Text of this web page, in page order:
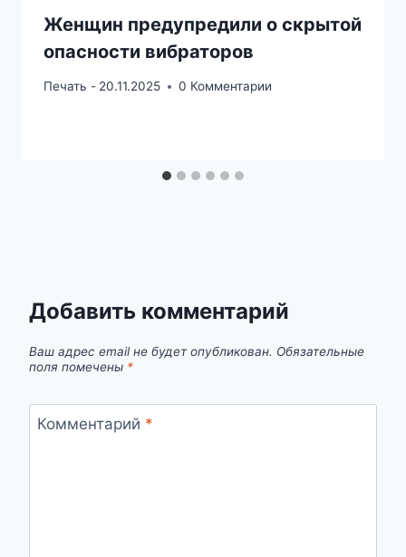
Женщин предупредили о скрытой
опасности вибраторов
Печать - 20.11.2025 0 Комментарии
Добавить комментарий
Ваш адрес email не будет опубликован. Обязательные
поля помечены *
Комментарий *